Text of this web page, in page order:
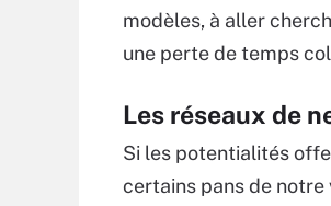
modèles, à aller
une perte de temps
Les réseaux de
Si les potentialités
certains pans de notre